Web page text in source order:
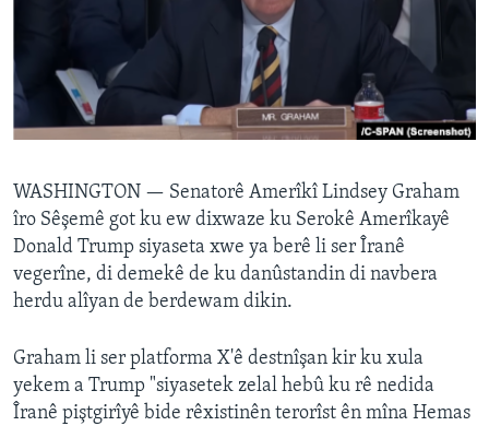
SORANÎ
Learning English
FOLLOW US
Zimanên Din
WASHINGTON — Senatorê Amerîkî Lindsey Graham
îro Sêşemê got ku ew dixwaze ku Serokê Amerîkayê
Donald Trump siyaseta xwe ya berê li ser Îranê
vegerîne, di demekê de ku danûstandin di navbera
herdu alîyan de berdewam dikin.
Graham li ser platforma X'ê destnîşan kir ku xula
yekem a Trump "siyasetek zelal hebû ku rê nedida
Îranê piştgirîyê bide rêxistinên terorîst ên mîna Hemas